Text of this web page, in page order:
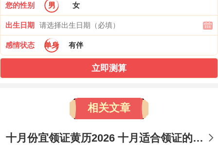
变动事宜。冲狗煞南、属狗者应避开此日理
发！
5月11日（星期一- 农历三月廿五）
宜：嫁娶、祭祀、祈福、求嗣、开光、出
火、出行、拆卸、动土、解除、进人口、开
市、交易、立券、挂匾、入宅、移徙、安
床、安门、上梁、安葬、破土。
您的性别 男 女
出生日期
感情状态 单身 有伴
立即测算
相关文章
十月份宜领证黄历2026 十月适合领证的好日子2026年